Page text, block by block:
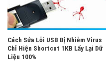
Cách Sửa Lỗi USB Bị Nhiễm Virus
Chỉ Hiện Shortcut 1KB Lấy Lại Dữ
Liệu 100%